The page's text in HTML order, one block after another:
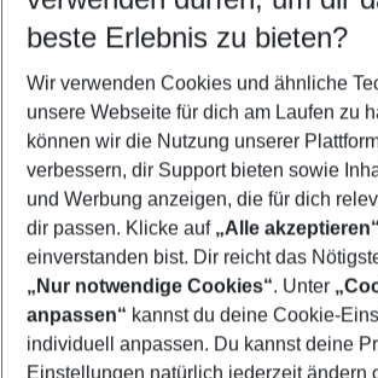
5-8 Nächte
2 Erwachsene Keine Kinder
Mehr Filter anzeigen
Footer
Footer navigation
Über uns
beste Erlebnis zu bieten?
Wir verwenden Cookies und ähnliche
unsere Webseite für dich am Laufen zu
können wir die Nutzung unserer
verbessern, dir Support bieten sowie
und Werbung anzeigen, die für dich
dir passen. Klicke auf „Alle akzeptieren“
einverstanden bist. Dir reicht das
„Nur notwendige Cookies“. Unter
anpassen“ kannst du deine Cookie-
individuell anpassen. Du kannst deine
Einstellungen natürlich jederzeit ändern